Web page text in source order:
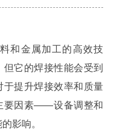
和金属加工的高效技
它的焊接性能会受到
于提升焊接效率和质量
要因素——设备调整和
影响。